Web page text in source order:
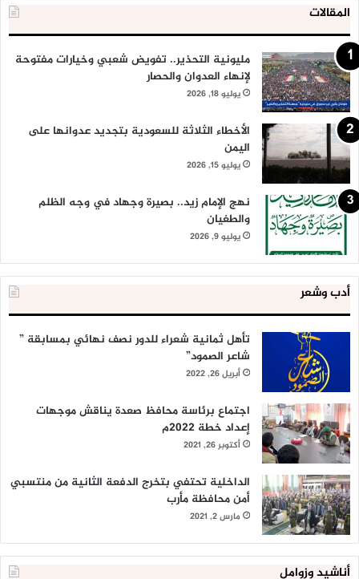
المقالات
مليونية التحذير.. تفويض شعبي وخيارات مفتوحة
لإنهاء العدوان والحصار
يوليو 18, 2026
الأخطاء الثلاثة للسعودية بتجديد عدوانها على
اليمن
يوليو 15, 2026
نهج الإمام زيد.. بصيرة وجهاد في وجه الظلم
والطغيان
يوليو 9, 2026
أدب وشعر
تأهل ثمانية شعراء للدور نصف نهائي بمسابقة ”
شاعر الصمود”
أبريل 26, 2022
اجتماع برئاسة محافظ صعدة يناقش موجهات
إعداد خطة 2022م
أكتوبر 26, 2021
الداخلية تحتفي بتخرج الدفعة الثانية من منتسبي
أمن محافظة مأرب
مارس 2, 2021
أناشيد وزوامل